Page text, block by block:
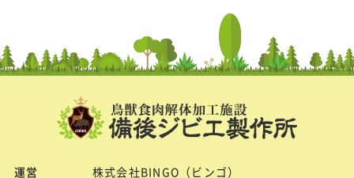
運営
株式会社BINGO（ビンゴ）